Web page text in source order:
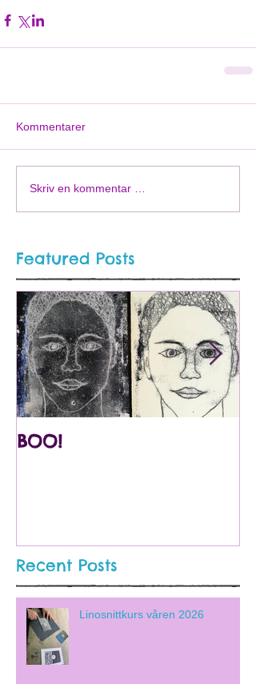
Kommentarer
Skriv en kommentar …
Featured Posts
BOO!
Recent Posts
Linosnittkurs våren 2026